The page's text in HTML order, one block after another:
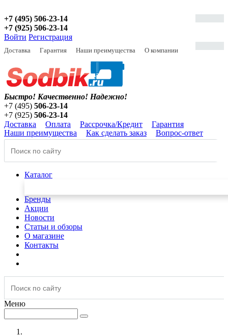
+7 (495) 506-23-14
+7 (925) 506-23-14
Войти Регистрация
Доставка Гарантия Наши преимущества О компании
Быстро! Качественно! Надежно!
+7 (495) 506-23-14
+7 (925) 506-23-14
Доставка
Оплата Рассрочка/Кредит
Гарантия
Наши преимущества
Как сделать заказ Вопрос-ответ
Каталог
Бренды
Акции
Новости
Статьи и обзоры
О магазине
Контакты
Меню